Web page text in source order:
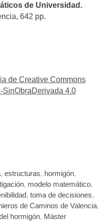
de Universidad.
642 pp.
de Creative Commons
SinObraDerivada 4.0
, estructuras, hormigón,
, modelo matemático,
, toma de decisiones,
de Caminos de Valencia,
hormigón, Máster